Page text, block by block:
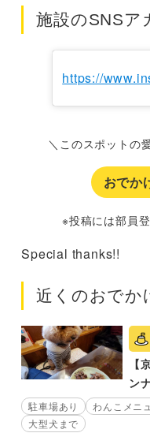
施設のSNSア
https://
＼このスポットの
おでか
※投稿には部員
Special thanks!!
近くのおでか
【
ン
駐車場あり わんこメニ
大型犬まで